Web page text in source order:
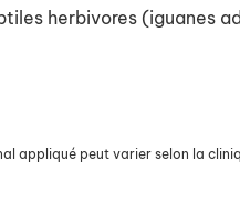
herbivores (iguanes
appliqué peut varier selon la